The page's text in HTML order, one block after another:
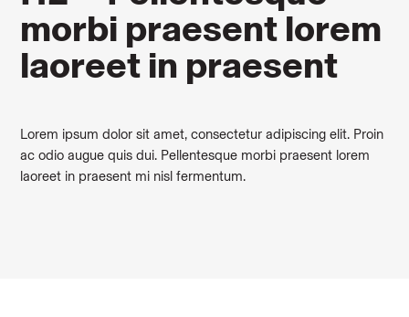
morbi praesent lorem
laoreet in praesent
Lorem ipsum dolor sit amet, consectetur adipiscing elit. Proin
ac odio augue quis dui. Pellentesque morbi praesent lorem
laoreet in praesent mi nisl fermentum.